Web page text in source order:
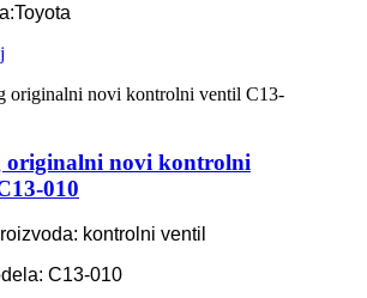
Toyota
originalni novi kontrolni
010
kontrolni ventil
C13-010